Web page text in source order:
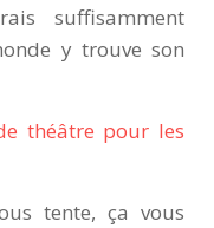
suffisamment
y trouve son
théâtre pour les
tente, ça vous